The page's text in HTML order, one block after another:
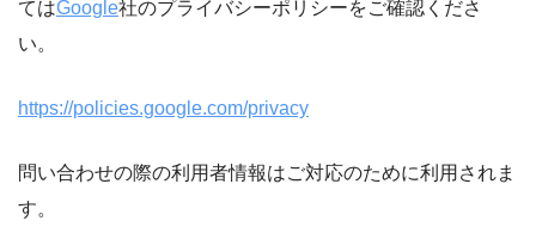
てはGoogle社のプライバシーポリシーをご確認くださ
い。
https://policies.google.com/privacy
問い合わせの際の利用者情報はご対応のために利用されま
す。